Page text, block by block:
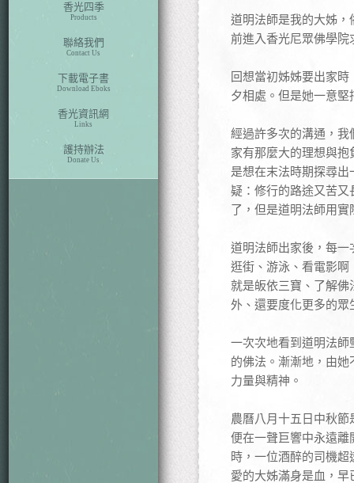
香光四季
Products
聯絡我們
Contact Us
下載電子書
Download Eboks
香光資訊網
Links
護持辦法
Donate Us
道明法師是我的大姊
前進入香光尼眾佛學院
回想當初姊姊要出家
夕相處。但是她一意
經過許多次的溝通，
家有那麼大的理想與
是想在末法時期探尋
疑：修行的路途又苦
了，但是道明法師用
道明法師出家後，每
逛街、游泳、看電影
就是皈依三寶、了解
外、還要度化更多的
一次次地看到道明法
的佛法。漸漸地，由
力量與精神。
農曆八月十五日中秋
便在一聲巨響中永遠
時，一位酒醉的司機
愛的大姊滿身是血，早